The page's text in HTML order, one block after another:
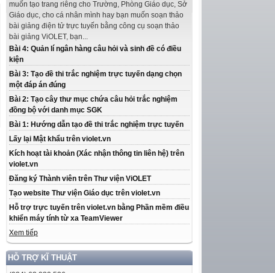
muốn tạo trang riêng cho Trường, Phòng Giáo dục, Sở
Giáo dục, cho cá nhân mình hay bạn muốn soạn thảo
bài giảng điện tử trực tuyến bằng công cụ soạn thảo
bài giảng ViOLET, bạn...
Bài 4: Quản lí ngân hàng câu hỏi và sinh đề có điều
kiện
Bài 3: Tạo đề thi trắc nghiệm trực tuyến dạng chọn
một đáp án đúng
Bài 2: Tạo cây thư mục chứa câu hỏi trắc nghiệm
đồng bộ với danh mục SGK
Bài 1: Hướng dẫn tạo đề thi trắc nghiệm trực tuyến
Lấy lại Mật khẩu trên violet.vn
Kích hoạt tài khoản (Xác nhận thông tin liên hệ) trên
violet.vn
Đăng ký Thành viên trên Thư viện ViOLET
Tạo website Thư viện Giáo dục trên violet.vn
Hỗ trợ trực tuyến trên violet.vn bằng Phần mềm điều
khiển máy tính từ xa TeamViewer
Xem tiếp
HỖ TRỢ KĨ THUẬT